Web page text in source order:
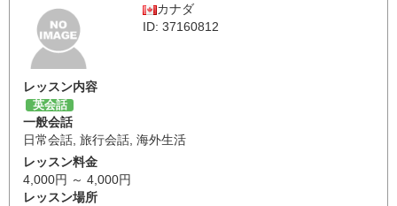
カナダ
ID: 37160812
レッスン内容
英会話
一般会話
日常会話, 旅行会話, 海外生活
レッスン料金
4,000円 ～ 4,000円
レッスン場所